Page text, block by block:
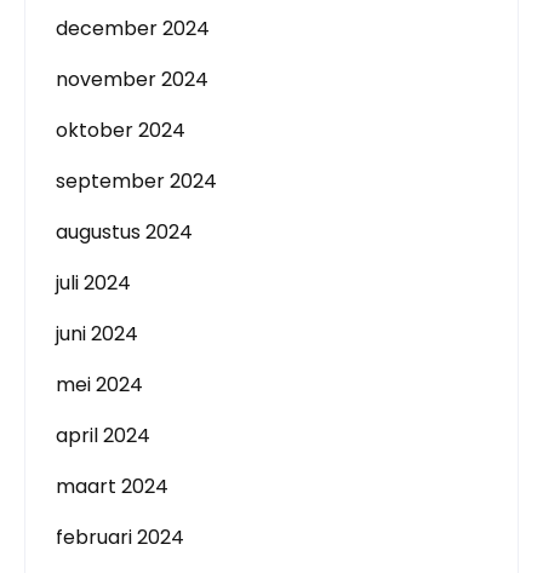
december 2024
november 2024
oktober 2024
september 2024
augustus 2024
juli 2024
juni 2024
mei 2024
april 2024
maart 2024
februari 2024